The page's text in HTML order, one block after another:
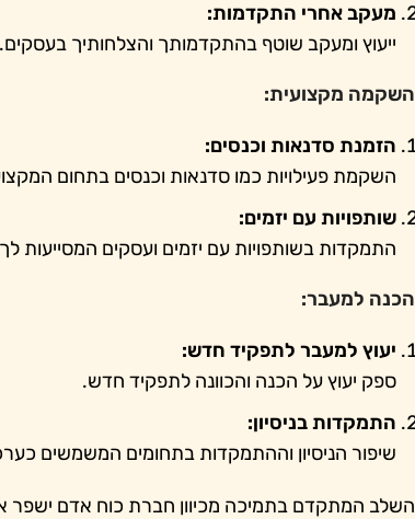
מעקב אחרי התקדמות:
ייעוץ ומעקב שוטף בהתקדמותך והצלחותיך בעסקים.
השקמה מקצועית:
הזמנת סדנאות וכנסים:
השקמת פעילויות כמו סדנאות וכנסים בתחום
שותפויות עם יזמים:
התמקדות בשותפויות עם יזמים ועסקים המסייעות
הכנה למעבר:
יעוץ למעבר לתפקיד חדש:
ספק יעוץ על הכנה והכוונה לתפקיד חדש.
התמקדות בניסיון:
שיפור הניסיון וההתמקדות בתחומים המשמשים
השלב המתקדם בתמיכה מכיוון חברת כוח אדם ישפר